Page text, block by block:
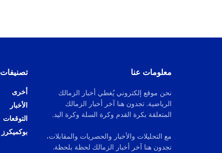
معلومات عنا
نحن موقع إلكتروني يُغطي أخبار الزمالك
الرياضية. تجدون هنا آخر أخبار الزمالك
المتعلقة بكرة القدم وكرة السلة وكرة اليد.
مع التحليلات والأخبار والحصريات والمقابلات،
تجدون هنا آخر أخبار الزمالك لحظة بلحظة.
تصنيفات
أخرى
الأخبار
التوقعات
بوكميكرز